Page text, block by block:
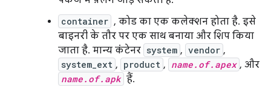
container , कोड का एक कलेक्शन होता है. इसे
बाइनरी के तौर पर एक साथ बनाया और शिप किया
जाता है. मान्य कंटेनर system , vendor ,
system_ext , product , name.of.apex , और
name.of.apk हैं.